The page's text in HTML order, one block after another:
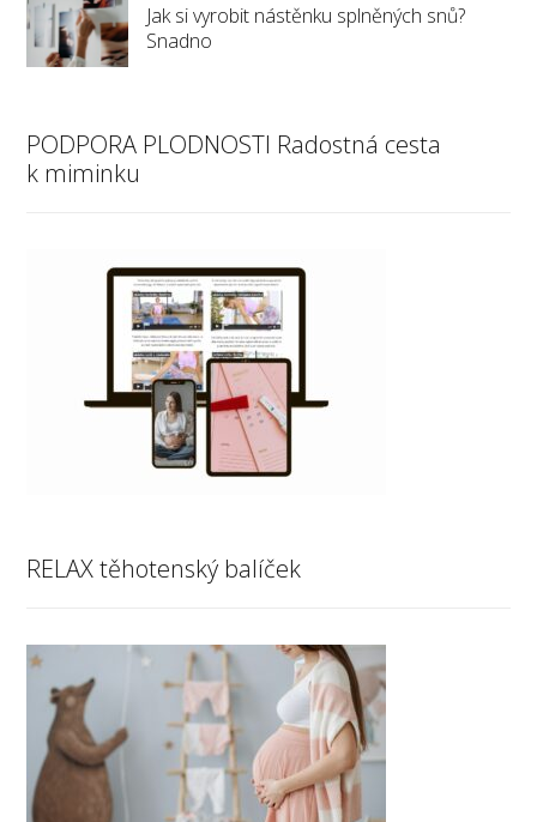
Jak si vyrobit nástěnku splněných snů?
Snadno
PODPORA PLODNOSTI Radostná cesta
k miminku
RELAX těhotenský balíček